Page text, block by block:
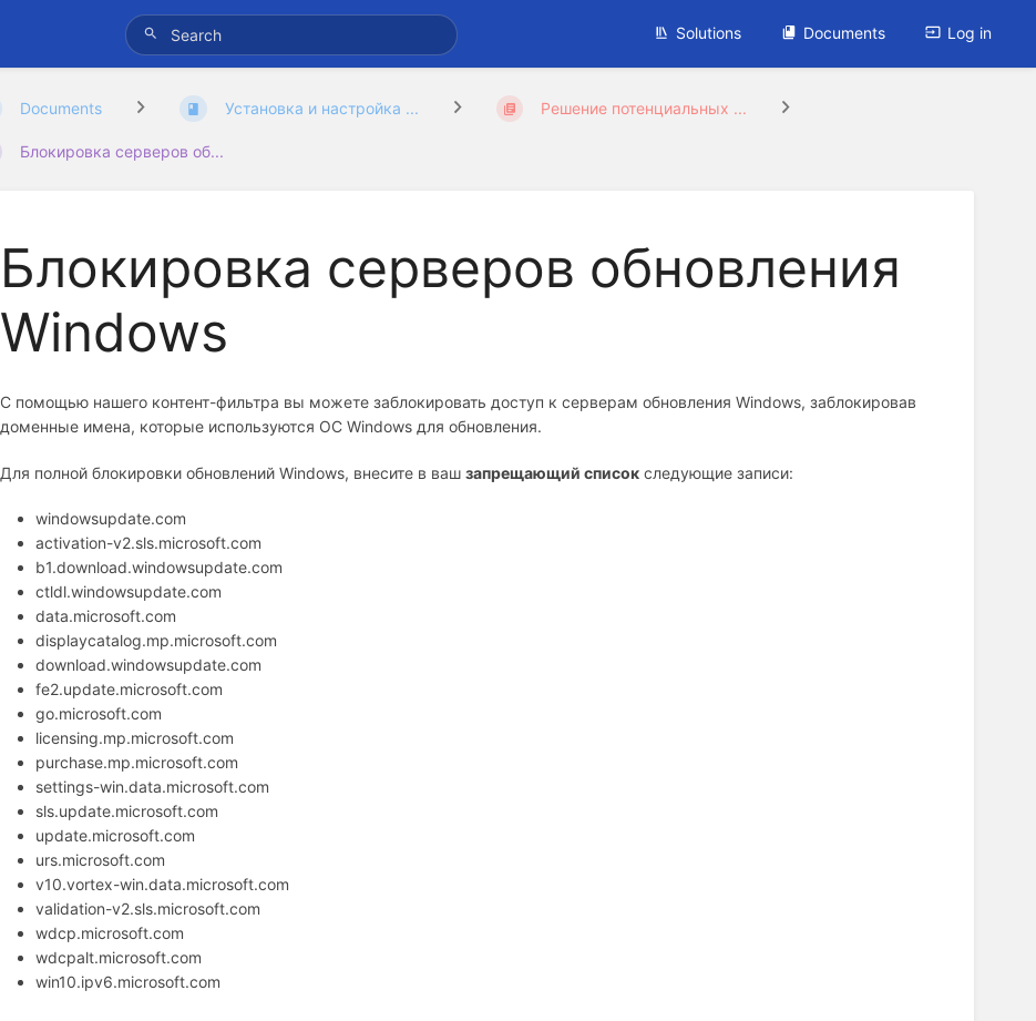
Solutions Documents Log in
Documents Установка и настройка ... Решение потенциальных ...
Блокировка серверов об...
Блокировка серверов обновления
Windows
С помощью нашего контент-фильтра вы можете заблокировать доступ к серверам обновления Windows, заблокировав
доменные имена, которые используются ОС Windows для обновления.
Для полной блокировки обновлений Windows, внесите в ваш запрещающий список следующие записи:
windowsupdate.com
activation-v2.sls.microsoft.com
b1.download.windowsupdate.com
ctldl.windowsupdate.com
data.microsoft.com
displaycatalog.mp.microsoft.com
download.windowsupdate.com
fe2.update.microsoft.com
go.microsoft.com
licensing.mp.microsoft.com
purchase.mp.microsoft.com
settings-win.data.microsoft.com
sls.update.microsoft.com
update.microsoft.com
urs.microsoft.com
v10.vortex-win.data.microsoft.com
validation-v2.sls.microsoft.com
wdcp.microsoft.com
wdcpalt.microsoft.com
win10.ipv6.microsoft.com